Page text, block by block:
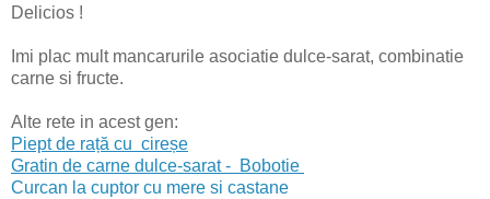
Delicios !
Imi plac mult mancarurile asociatie dulce-sarat, combinatie
carne si fructe.
Alte rete in acest gen:
Piept de rață cu cireșe
Gratin de carne dulce-sarat - Bobotie
Curcan la cuptor cu mere si castane